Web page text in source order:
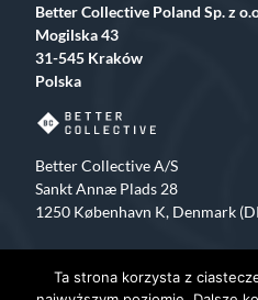
Better Collective Poland Sp. z
Mogilska 43
31-545 Kraków
Polska
Better Collective A/S
Sankt Annæ Plads 28
1250 København K, Denmark
X
Copyrights 2015-2024 Strefa
Ta strona korzysta z